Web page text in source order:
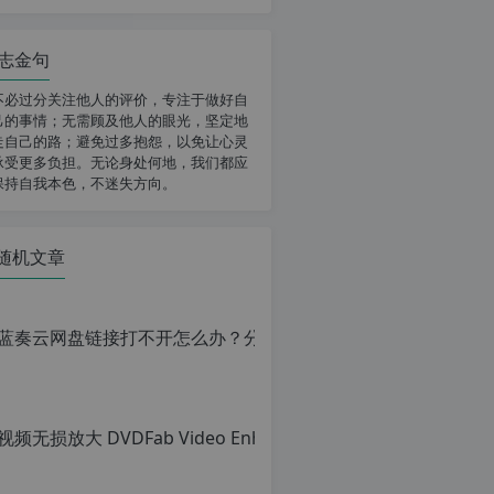
金句
必过分关注他人的评价，专注于做好自
的事情；无需顾及他人的眼光，坚定地
自己的路；避免过多抱怨，以免让心灵
受更多负担。无论身处何地，我们都应
持自我本色，不迷失方向。
机文章